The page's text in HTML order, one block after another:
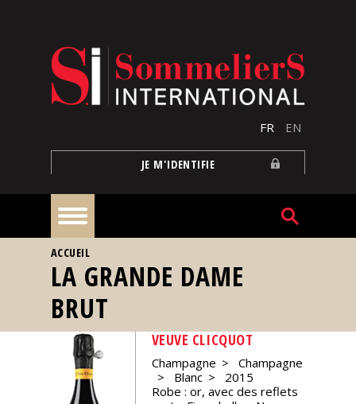
FR EN
JE M'IDENTIFIE
À
la
une
Reportages
Nos
événements
VOUS ÊTES ICI
ACCUEIL
LA GRANDE DAME
BRUT
VEUVE CLICQUOT
Champagne
Champagne
Blanc
2015
Robe : or, avec des reflets